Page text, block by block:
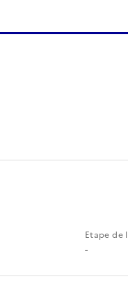
Etape de
-